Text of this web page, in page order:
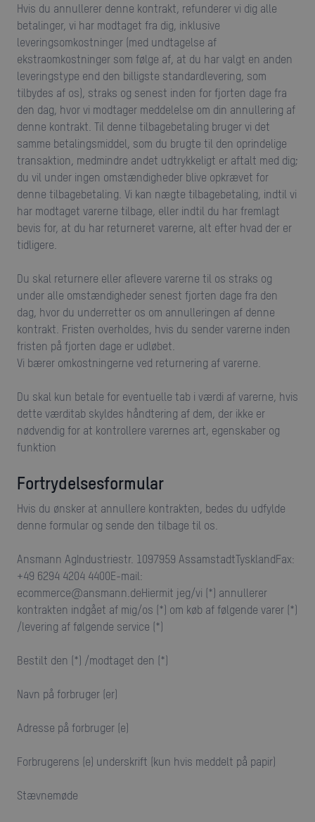
Hvis du annullerer denne kontrakt, refunderer vi dig alle
betalinger, vi har modtaget fra dig, inklusive
leveringsomkostninger (med undtagelse af
ekstraomkostninger som følge af, at du har valgt en anden
leveringstype end den billigste standardlevering, som
tilbydes af os), straks og senest inden for fjorten dage fra
den dag, hvor vi modtager meddelelse om din annullering af
denne kontrakt. Til denne tilbagebetaling bruger vi det
samme betalingsmiddel, som du brugte til den oprindelige
transaktion, medmindre andet udtrykkeligt er aftalt med dig;
du vil under ingen omstændigheder blive opkrævet for
denne tilbagebetaling. Vi kan nægte tilbagebetaling, indtil vi
har modtaget varerne tilbage, eller indtil du har fremlagt
bevis for, at du har returneret varerne, alt efter hvad der er
tidligere.
Du skal returnere eller aflevere varerne til os straks og
under alle omstændigheder senest fjorten dage fra den
dag, hvor du underretter os om annulleringen af denne
kontrakt. Fristen overholdes, hvis du sender varerne inden
fristen på fjorten dage er udløbet.
Vi bærer omkostningerne ved returnering af varerne.
Du skal kun betale for eventuelle tab i værdi af varerne, hvis
dette værditab skyldes håndtering af dem, der ikke er
nødvendig for at kontrollere varernes art, egenskaber og
funktion
Fortrydelsesformular
Hvis du ønsker at annullere kontrakten, bedes du udfylde
denne formular og sende den tilbage til os.
Ansmann AgIndustriestr. 1097959 AssamstadtTysklandFax:
+49 6294 4204 4400E-mail:
ecommerce@ansmann.deHiermit jeg/vi (*) annullerer
kontrakten indgået af mig/os (*) om køb af følgende varer (*)
/levering af følgende service (*)
Bestilt den (*) /modtaget den (*)
Navn på forbruger (er)
Adresse på forbruger (e)
Forbrugerens (e) underskrift (kun hvis meddelt på papir)
stævnemøde